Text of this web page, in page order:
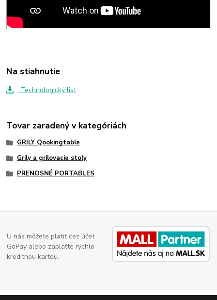
Na stiahnutie
Technologický list
Tovar zaradený v kategóriách
GRILY Qookingtable
Grily a grilovacie stoly
PRENOSNÉ PORTABLES
U nás môžete platiť cez účet
GoPay alebo zaplaťte rýchlo
kreditnou kartou.